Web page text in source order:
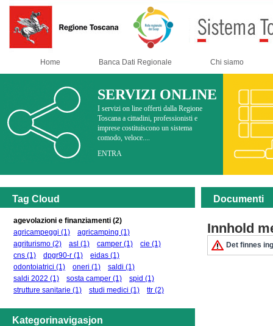
Home Banca Dati Regionale Chi siamo
SERVIZI ONLINE
I servizi on line offerti dalla Regione
Toscana a cittadini, professionisti e
imprese costituiscono un sistema
comodo, veloce....
ENTRA
Tag Cloud
agevolazioni e finanziamenti (2)
agricampeggi (1) agricamping (1)
agriturismo (2) asl (1) camper (1) cie (1)
cns (1) dpgr90-r (1) eidas (1)
odontoiatrici (1) oneri (1) saldi (1)
saldi 2022 (1) sosta camper (1) spid (1)
strutture sanitarie (1) studi medici (1) ttr (2)
Kategorinavigasjon
Documenti
Innhold
Det finnes